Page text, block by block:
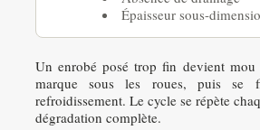
Épaisseur sous-
Un enrobé posé trop fin devient
marque sous les roues, puis se
refroidissement. Le cycle se répète
dégradation complète.